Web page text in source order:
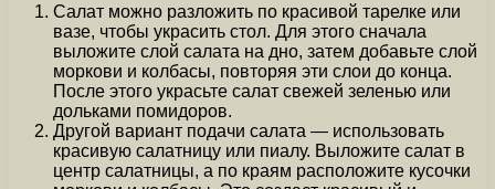
Салат можно разложить по красивой тарелке или
вазе, чтобы украсить стол. Для этого сначала
выложите слой салата на дно, затем добавьте слой
моркови и колбасы, повторяя эти слои до конца.
После этого украсьте салат свежей зеленью или
дольками помидоров.
Другой вариант подачи салата — использовать
красивую салатницу или пиалу. Выложите салат в
центр салатницы, а по краям расположите кусочки